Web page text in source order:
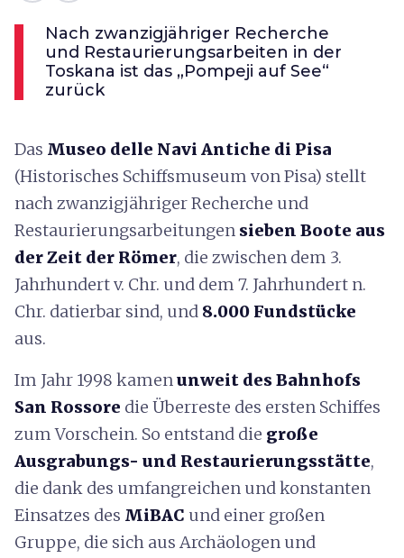
Nach zwanzigjähriger Recherche
und Restaurierungsarbeiten in der
Toskana ist das „Pompeji auf See“
zurück
Das Museo delle Navi Antiche di Pisa
(Historisches Schiffsmuseum von Pisa) stellt
nach zwanzigjähriger Recherche und
Restaurierungsarbeitungen sieben Boote aus
der Zeit der Römer, die zwischen dem 3.
Jahrhundert v. Chr. und dem 7. Jahrhundert n.
Chr. datierbar sind, und 8.000 Fundstücke
aus.
Im Jahr 1998 kamenunweit des Bahnhofs
San Rossore die Überreste des ersten Schiffes
zum Vorschein. So entstand die große
Ausgrabungs- und Restaurierungsstätte,
die dank des umfangreichen und konstanten
Einsatzes des MiBAC und einer großen
Gruppe, die sich aus Archäologen und